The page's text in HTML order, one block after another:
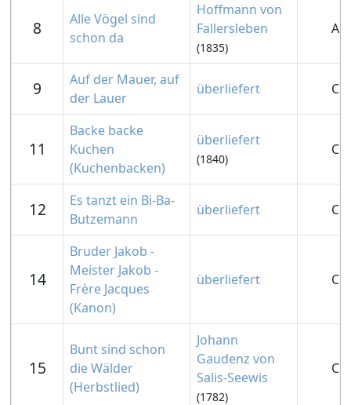
8
Alle Vögel sind
schon da
Hoffmann von
Fallersleben
(1835)
A
9
Auf der Mauer, auf
der Lauer
überliefert C
11
Backe backe
Kuchen
(Kuchenbacken)
überliefert
(1840)
C
12
Es tanzt ein Bi-Ba-
Butzemann
überliefert C
14
Bruder Jakob -
Meister Jakob -
Frère Jacques
(Kanon)
überliefert C
15
Bunt sind schon
die Wälder
(Herbstlied)
Johann
Gaudenz von
Salis-Seewis
(1782)
C